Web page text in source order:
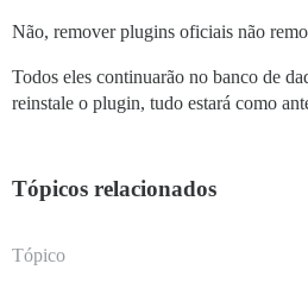
Não, remover plugins oficiais não
Todos eles continuarão no banco de
reinstale o plugin, tudo estará como
Tópicos relacionados
Tópico